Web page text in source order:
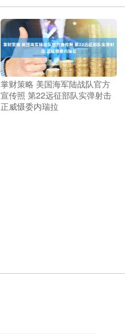
掌财策略 美国海军陆战队官方
宣传照 第22远征部队实弹射击
正威慑委内瑞拉